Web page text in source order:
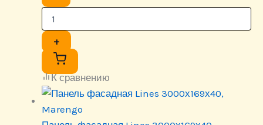
+
К сравнению